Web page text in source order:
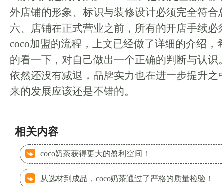
外店铺的形象、标识与装修设计必须完全
六、店铺在正式营业之前，所有的开店手
coco加盟的流程，上文已经做了详细的介绍，
的看一下，对自己做出一个正确的判断与认
依然还没有减退，品牌实力也在进一步提升之
来的发展应该还是不错的。
相关内容
coco奶茶获得更大的盈利空间！
从选材到成品，coco奶茶通过了严格的质量检验！